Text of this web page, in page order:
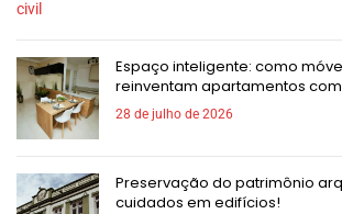
Espaço inteligente: como
reinventam apartamentos
28 de julho de 2026
Preservação do patrimônio
cuidados em edifícios!